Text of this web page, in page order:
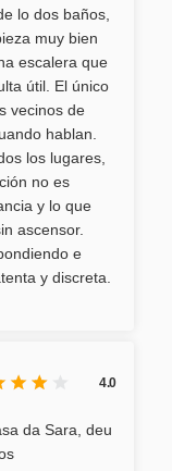
lo dos baños,
muy bien
escalera que
útil. El único
vecinos de
hablan.
los lugares,
no es
y lo que
ascensor.
e
y discreta.
4.0
da Sara, deu